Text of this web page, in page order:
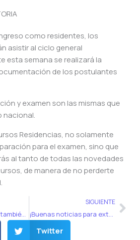
como residentes, los
asistir al ciclo general
esta semana se realizará la
de los postulantes
y examen son las mismas que
nacional.
Residencias, no solamente
para el examen, sino que
al tanto de todas las novedades
de manera de no perderte
El Hospital Alemán también suma su examen de residencias 2019 al examen único nacional
SIGUIENTE
¡Buenas noticias para extranjeros que aún no tienen su trámite de convalidación terminado!
Twitter